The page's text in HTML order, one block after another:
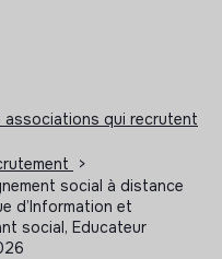
qui recrutent
>
social à distance
d’Information et
social, Educateur